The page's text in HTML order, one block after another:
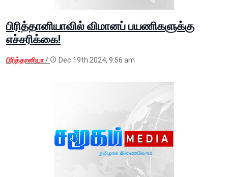
பிரித்தானியாவில் விமானப் பயணிகளுக்கு
எச்சரிக்கை!
பிரித்தானியா/ Dec 19th 2024, 9:56 am